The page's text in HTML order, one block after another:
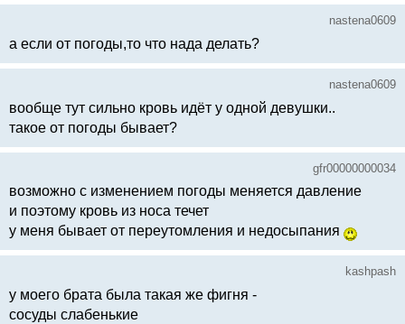
nastena0609
а если от погоды,то что нада делать?
nastena0609
вообще тут сильно кровь идёт у одной девушки..
такое от погоды бывает?
gfr00000000034
возможно с изменением погоды меняется давление
и поэтому кровь из носа течет
у меня бывает от переутомления и недосыпания
kashpash
у моего брата была такая же фигня -
сосуды слабенькие